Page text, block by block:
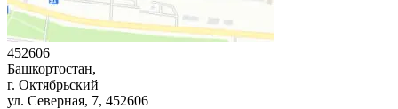
452606
Башкортостан,
г. Октябрьский
ул. Северная, 7, 452606